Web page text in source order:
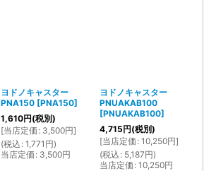
ヨドノキャスター
PNA150 [PNA150]
1,610円(税別)
[当店定価 : 3,500円]
(税込 : 1,771 円)
当店定価 : 3,500円
ヨドノキャスター
PNUAKAB100
[PNUAKAB100]
4,715円(税別)
[当店定価 : 10,250円]
(税込 : 5,187円)
当店定価 : 10,250円